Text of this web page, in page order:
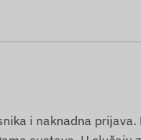
njegovo kontinuirano
karticu u našoj
i naknadna